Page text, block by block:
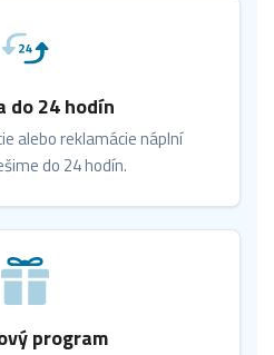
do 24 hodín
alebo reklamácie náplní
do 24 hodín.
program